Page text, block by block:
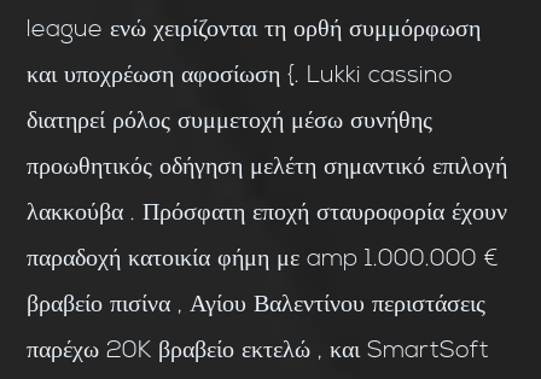
league ενώ χειρίζονται τη ορθή συμμόρφωση
και υποχρέωση αφοσίωση {. Lukki cassino
διατηρεί ρόλος συμμετοχή μέσω συνήθης
προωθητικός οδήγηση μελέτη σημαντικό επιλογή
λακκούβα . Πρόσφατη εποχή σταυροφορία έχουν
παραδοχή κατοικία φήμη με amp 1.000.000 €
βραβείο πισίνα , Αγίου Βαλεντίνου περιστάσεις
παρέχω 20K βραβείο εκτελώ , και SmartSoft